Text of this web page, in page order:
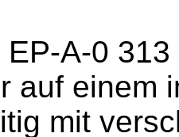
EP-A-0
auf einem
mit